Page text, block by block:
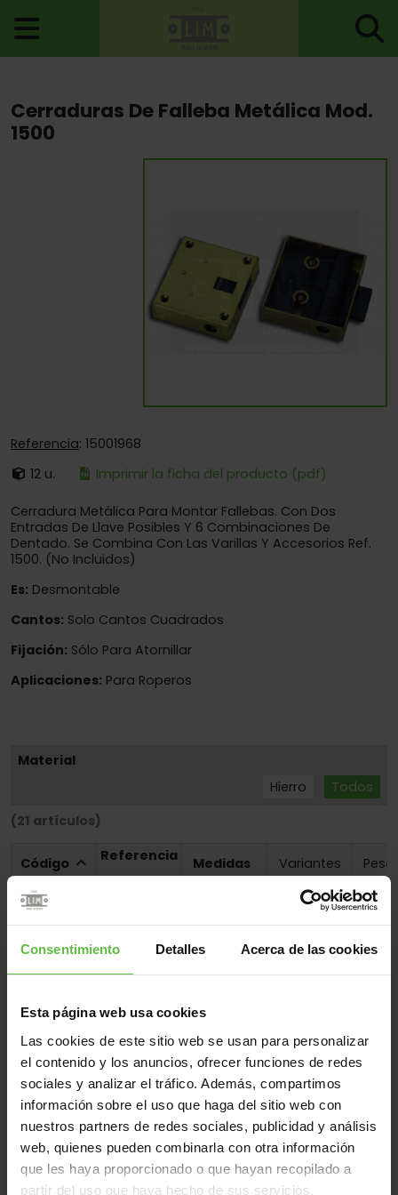
Consentimiento Detalles Acerca de las cookies
Esta página web usa cookies
Las cookies de este sitio web se usan para personalizar
el contenido y los anuncios, ofrecer funciones de redes
sociales y analizar el tráfico. Además, compartimos
información sobre el uso que haga del sitio web con
nuestros partners de redes sociales, publicidad y análisis
web, quienes pueden combinarla con otra información
que les haya proporcionado o que hayan recopilado a
partir del uso que haya hecho de sus servicios.
Falleba Metálica Mod. 1500
Cerraduras De Falleba Metálica Mod.
1500
Referencia: 15001968
12 u.
Imprimir la ficha del producto (pdf)
Cerradura Metálica Para Montar Fallebas. Con Dos
Entradas De Llave Posibles Y 6 Combinaciones De
Dentado. Se Combina Con Las Varillas Y Accesorios Ref.
1500. (No Incluidos)
Es: Desmontable
Cantos: Solo Cantos Cuadrados
Fijación: Sólo Para Atornillar
Aplicaciones: Para Roperos
Material
Hierro
Todos
(21 artículos)
Código Referencia Medidas Variantes
FA1500LAT
FA1500LAT-1 1500/1968
55x51x16,0
FA1500LAT-
1500/1968
55x51x16,0
3
4
1500/1968
55x51x16,0
FA1500LAT-
5
1500/1968
55x51x16,0
FA1500LAT-
6
55x51x16,0
FA1500NIQ
1500/1968
55x51x16,0
FA1500NIQ-1
1500/1968
55x51x16,0